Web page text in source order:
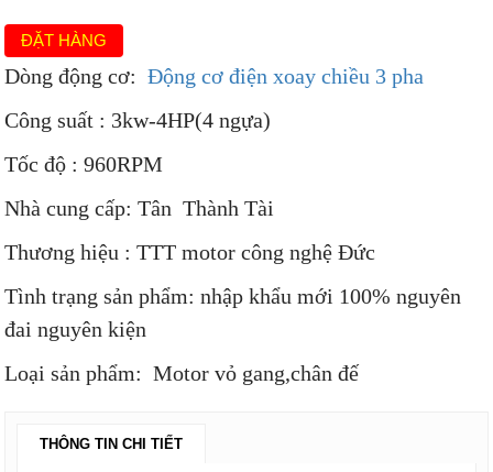
ĐẶT HÀNG
Dòng động cơ:Động cơ điện xoay chiều 3 pha
Công suất : 3kw-4HP(4 ngựa)
Tốc độ : 960RPM
Nhà cung cấp: Tân Thành Tài
Thương hiệu : TTT motor công nghệ Đức
Tình trạng sản phẩm: nhập khẩu mới 100% nguyên
đai nguyên kiện
Loại sản phẩm: Motor vỏ gang,chân đế
THÔNG TIN CHI TIẾT